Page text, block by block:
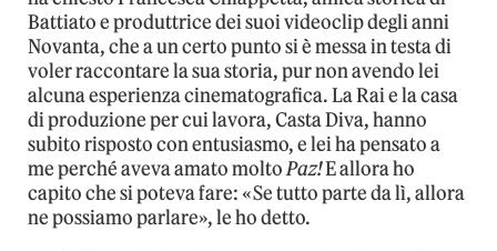
Battiato e produttrice dei suoi videoclip degli anni
Novanta, che a un certo punto si è messa in testa di
voler raccontare la sua storia, pur non avendo lei
alcuna esperienza cinematografica. La Rai e la casa
di produzione per cui lavora, Casta Diva, hanno
subito risposto con entusiasmo, e lei ha pensato a
me perché aveva amato moltoPaz!E allora ho
capito che si poteva fare: «Se tutto parte da lì, allora
ne possiamo parlare», le ho detto.